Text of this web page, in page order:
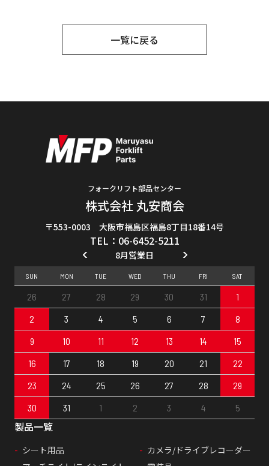
一覧に戻る
フォークリフト部品センター
株式会社 丸安商会
〒553-0003 大阪市福島区福島8丁目18番14号
TEL：06-6452-5211
製品一覧
シート用品
カメラ/ドライブレコーダー
8月営業日
SUN MON TUE WED THU FRI SAT
26 27 28 29 30 31
1
2
3 4 5 6 7
8
9
10 11 12 13 14
15
16
17 18 19 20 21
22
23
24 25 26 27 28
29
30
31 1 2 3 4 5